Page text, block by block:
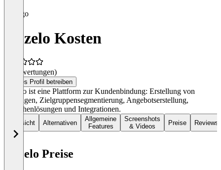
Upzelo Kosten
(0 Bewertungen)
Dieses Profil betreiben
Upzelo ist eine Plattform zur Kundenbindung: Erstellung von
Umfragen, Zielgruppensegmentierung, Angebotserstellung,
Branchenlösungen und Integrationen.
Übersicht Alternativen
Allgemeine
Features
Screenshots
& Videos
Preise Reviews
Upzelo Preise